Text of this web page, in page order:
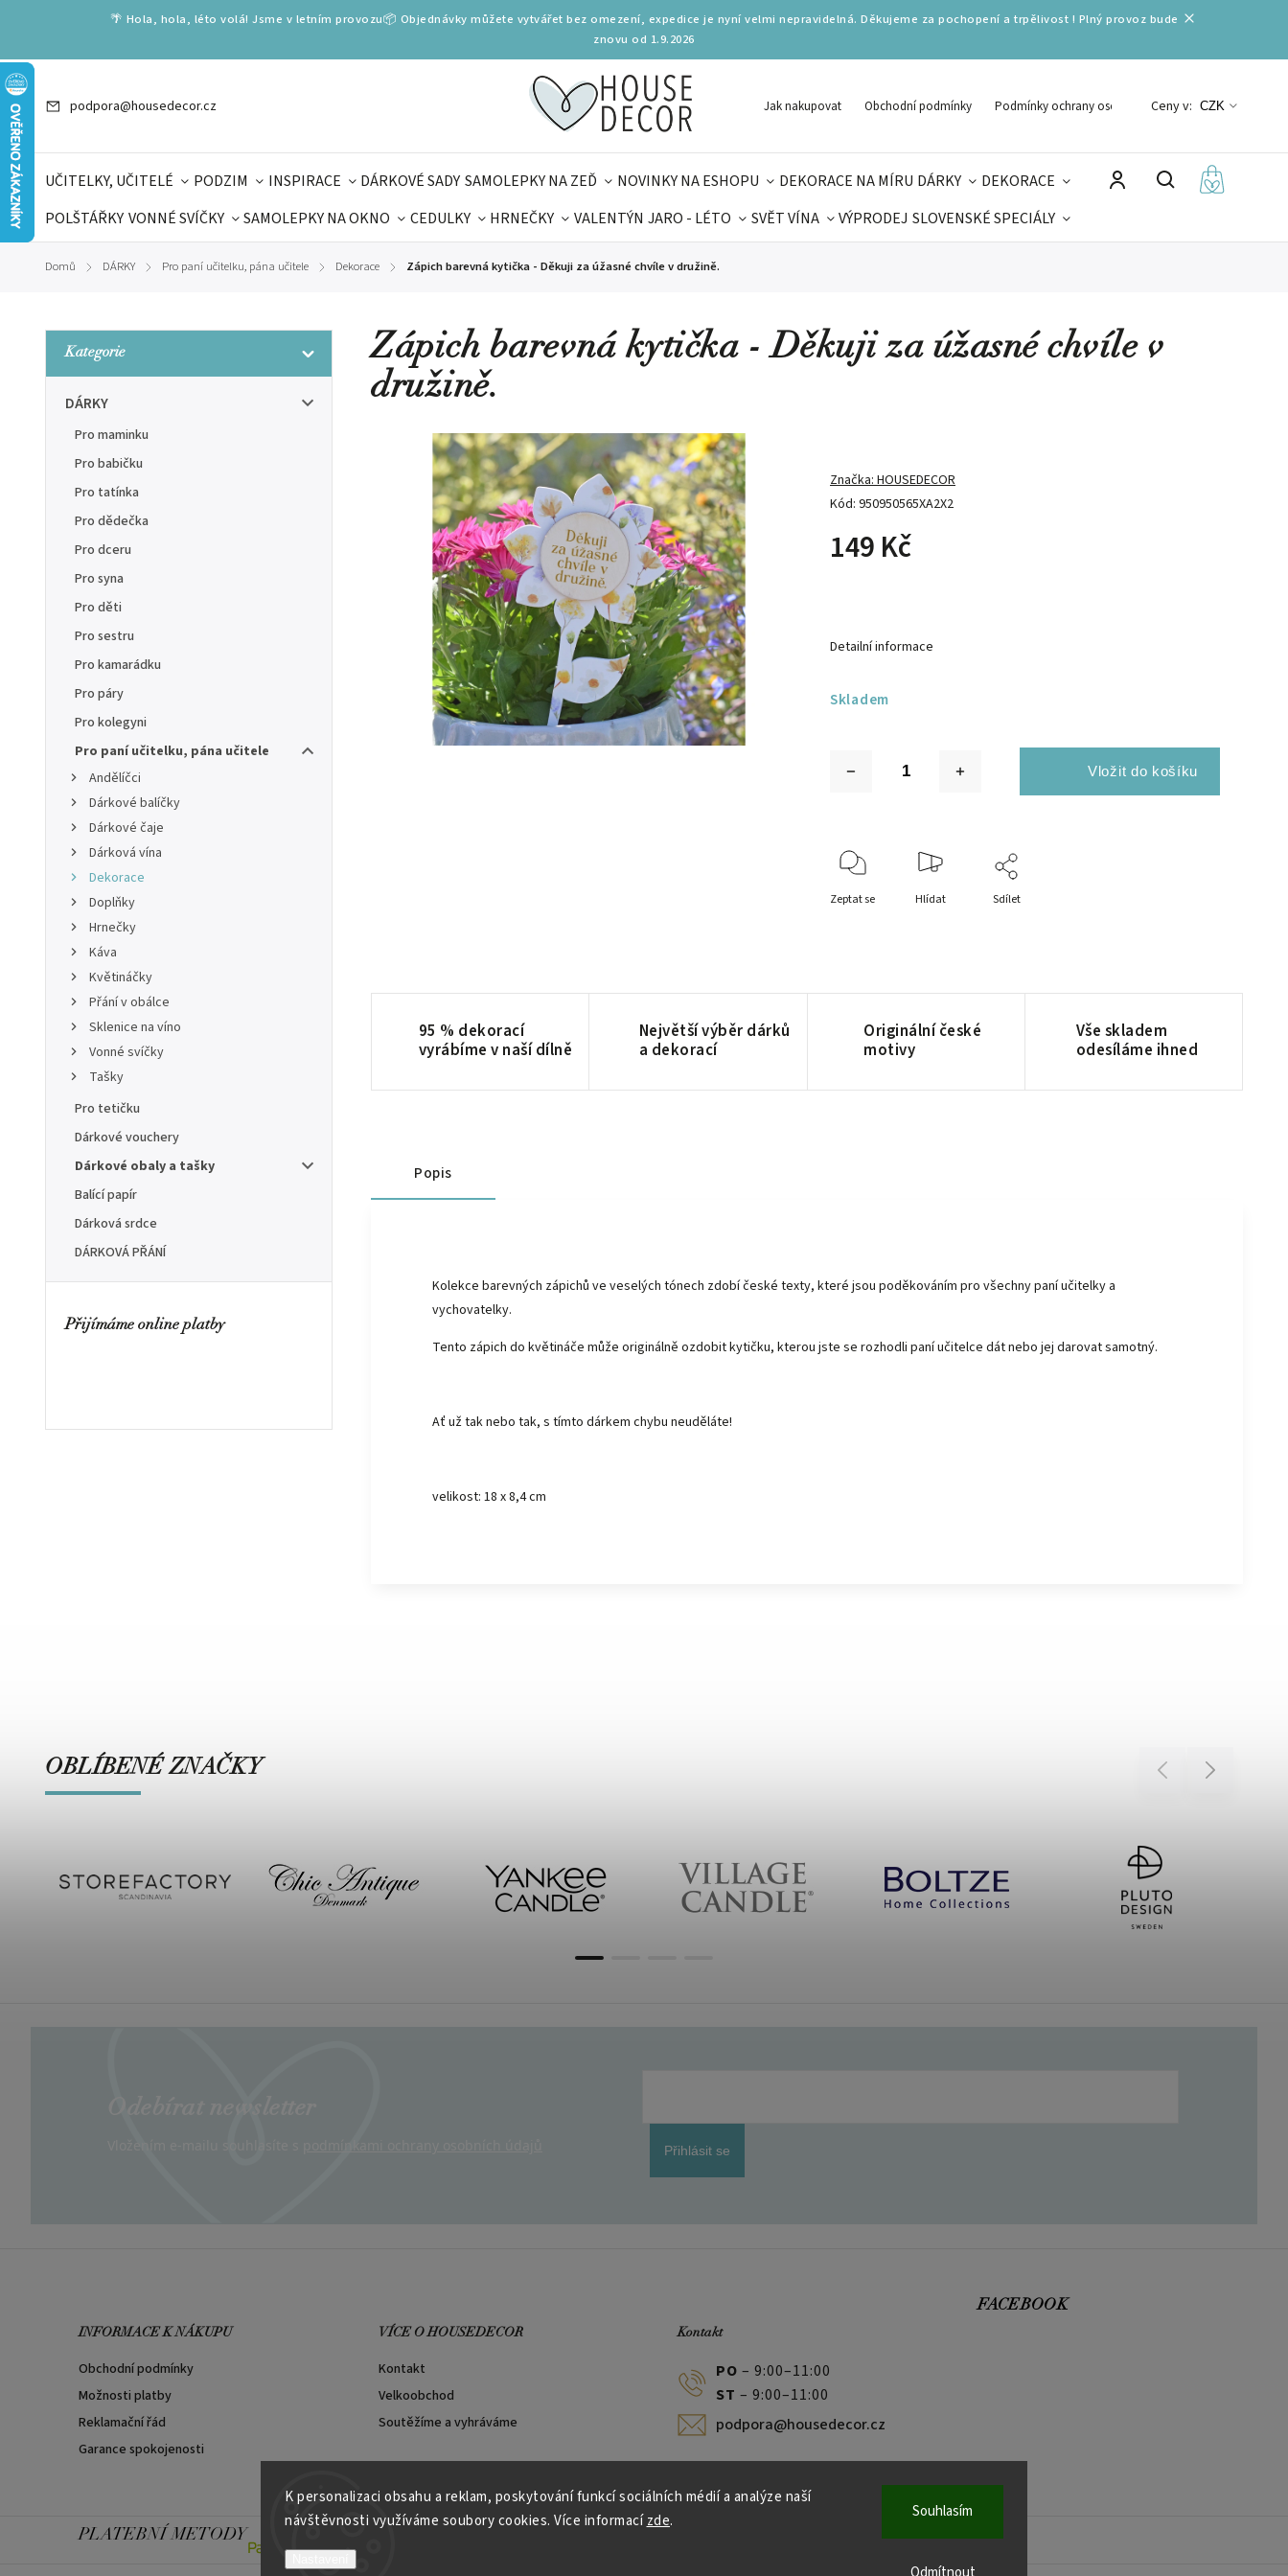
K personalizaci obsahu a reklam, poskytování funkcí sociálních médií a analýze naší
návštěvnosti využíváme soubory cookies. Více informacízde. Souhlasím
🌴 Hola, hola, léto volá! Jsme v letním provozu📦 Objednávky můžete vytvářet bez omezení, expedice je nyní velmi nepravidelná. Děkujeme za pochopení a trpělivost ! Plný provoz bude
znovu od 1.9.2026
podpora@housedecor.cz Jak nakupovat Obchodní podmínky Podmínky ochrany osobních údajů
Ceny v: CZK
UČITELKY, UČITELÉ PODZIM INSPIRACE DÁRKOVÉ SADY SAMOLEPKY NA ZEĎ NOVINKY NA ESHOPU DEKORACE NA MÍRU DÁRKY
DEKORACE
POLŠTÁŘKY VONNÉ SVÍČKY SAMOLEPKY NA OKNO CEDULKY HRNEČKY VALENTÝN JARO - LÉTO SVĚT VÍNA VÝPRODEJ SLOVENSKÉ SPECIÁLY
DÁRKOVÉ VOUCHERY
Domů / DÁRKY / Pro paní učitelku, pána učitele / Dekorace / Zápich barevná kytička - Děkuji za úžasné chvíle v družině.
Kategorie
DÁRKY
Pro maminku
Pro babičku
Pro tatínka
Pro dědečka
Pro dceru
Pro syna
Pro děti
Pro sestru
Pro kamarádku
Pro páry
Pro kolegyni
Pro paní učitelku, pána učitele
Andělíčci
Dárkové balíčky
Dárkové čaje
Dárková vína
Dekorace
Doplňky
Hrnečky
Káva
Květináčky
Přání v obálce
Sklenice na víno
Vonné svíčky
Tašky
Pro tetičku
Dárkové vouchery
Dárkové obaly a tašky
Balící papír
Dárková srdce
DÁRKOVÁ PŘÁNÍ
Přijímáme online platby
Zápich barevná kytička - Děkuji za úžasné chvíle v
družině.
Kód: 950950565XA2X2
Značka:HOUSEDECOR
149 Kč
Skladem
Detailní informace
Zeptat se Hlídat Sdílet
95 % dekorací
vyrábíme v naší dílně
Největší výběr dárků
a dekorací
Originální české
motivy
Vše skladem
odesíláme ihned
Popis
Kolekce barevných zápichů ve veselých tónech zdobí české texty, které jsou poděkováním pro všechny paní učitelky a
vychovatelky.
Tento zápich do květináče může originálně ozdobit kytičku, kterou jste se rozhodli paní učitelce dát nebo jej darovat samotný.
Ať už tak nebo tak, s tímto dárkem chybu neuděláte!
velikost: 18 x 8,4 cm
OBLÍBENÉ ZNAČKY Previous Next
Přihlásit se
INFORMACE K NÁKUPU
Obchodní podmínky
Možnosti platby
Reklamační řád
Garance spokojenosti
VÍCE O HOUSEDECOR
Kontakt
Velkoobchod
Soutěžíme a vyhráváme
Kontakt
PO – 9:00–11:00
ST – 9:00–11:00
podpora@housedecor.cz
FACEBOOK
PLATEBNÍ METODY